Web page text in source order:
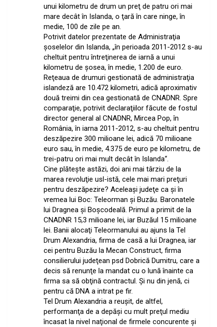
unui kilometru de drum un preţ de patru ori mai
mare decât în Islanda, o ţară în care ninge, în
medie, 100 de zile pe an.
Potrivit datelor prezentate de Administraţia
şoselelor din Islanda, „în perioada 2011-2012 s-au
cheltuit pentru întreţinerea de iarnă a unui
kilometru de şosea, în medie, 1.200 de euro.
Reţeaua de drumuri gestionată de administraţia
islandeză are 10.472 kilometri, adică aproximativ
două treimi din cea gestionată de CNADNR. Spre
comparaţie, potrivit declaraţiilor făcute de fostul
director general al CNADNR, Mircea Pop, în
România, în iarna 2011-2012, s-au cheltuit pentru
deszăpezire 300 milioane lei, adică 70 milioane
euro sau, în medie, 4.375 de euro pe kilometru, de
trei-patru ori mai mult decât în Islanda“.
Cine plăteşte astăzi, doi ani mai târziu de la
marea revoluţie usl-istă, cele mai mari preţuri
pentru deszăpezire? Aceleaşi judeţe ca şi în
vremea lui Boc: Teleorman şi Buzău. Baronatele
lui Dragnea şi Boşcodeală. Primul a primit de la
CNADNR 15,3 milioane lei, iar Buzăul 15 milioane
lei. Banii alocaţi Teleormanului au ajuns la Tel
Drum Alexandria, firma de casă a lui Dragnea, iar
cei pentru Buzău la Mecan Construct, firma
consilierului judeţean psd Dobrică Dumitru, care a
decis să renunţe la mandat cu o lună înainte ca
firma sa să obţină contractul. Şi nu din jenă, ci
pentru că DNA a intrat pe fir.
Tel Drum Alexandria a reuşit, de altfel,
performanţa de a depăşi cu mult preţul mediu
încasat la nivel naţional de firmele concurente şi